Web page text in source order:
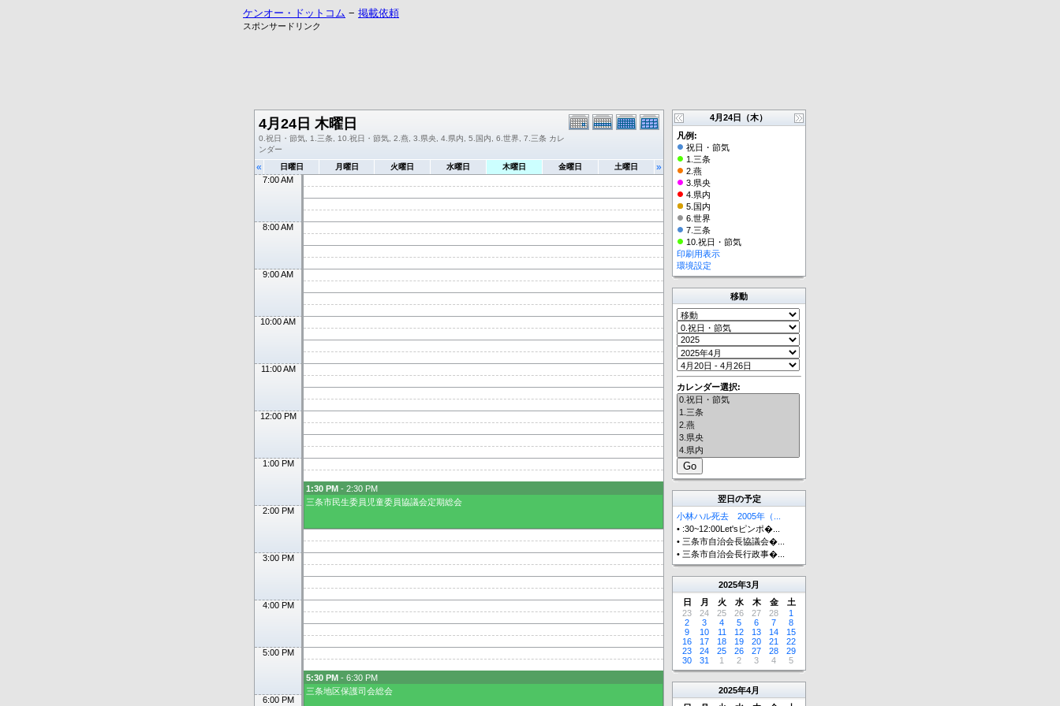
ケンオー・ドットコム − 掲載依頼
スポンサードリンク
4月24日 木曜日
0.祝日・節気, 1.三条, 10.祝日・節気, 2.燕, 3.県央, 4.県内, 5.国内, 6.世界, 7.三条 カレ
ンダー
« 日曜日 月曜日 火曜日 水曜日 木曜日 金曜日 土曜日 »
7:00 AM
8:00 AM
9:00 AM
10:00 AM
11:00 AM
12:00 PM
1:00 PM
1:30 PM - 2:30 PM
三条市民生委員児童委員協議会定期総会
2:00 PM
3:00 PM
4:00 PM
5:00 PM
5:30 PM - 6:30 PM
三条地区保護司会総会
6:00 PM
4月24日（木）
凡例:
祝日・節気
1.三条
2.燕
3.県央
4.県内
5.国内
6.世界
7.三条
10.祝日・節気
印刷用表示
環境設定
移動
カレンダー選択:
翌日の予定
小林ハル死去 2005年（...
• :30~12:00Let'sピンポ�...
• 三条市自治会長協議会�...
• 三条市自治会長行政事�...
2025年3月
日
月 火 水 木 金
土
23
24 25 26 27 28
1
2
3 4 5 6 7
8
9
10 11 12 13 14
15
16
17 18 19 20 21
22
23
24 25 26 27 28
29
30
31 1 2 3 4 5
2025年4月